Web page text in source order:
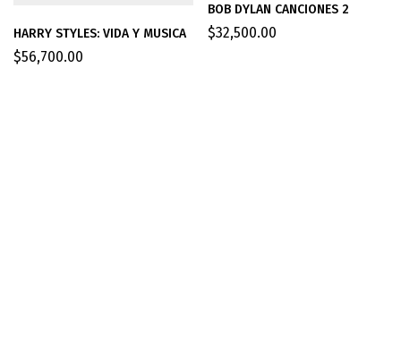
HARRY STYLES: VIDA Y MUSICA
$56,700.00
BOB DYLAN CANCIONES 2
$32,500.00